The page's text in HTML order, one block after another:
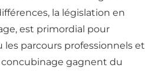
la législation en
est primordial pour
parcours professionnels et
concubinage gagnent du